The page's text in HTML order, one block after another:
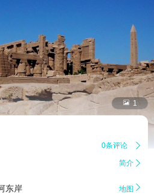
 1
0条评论 
简介 
东岸 地图 